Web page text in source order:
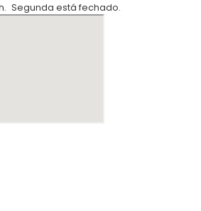
Segunda está fechado.